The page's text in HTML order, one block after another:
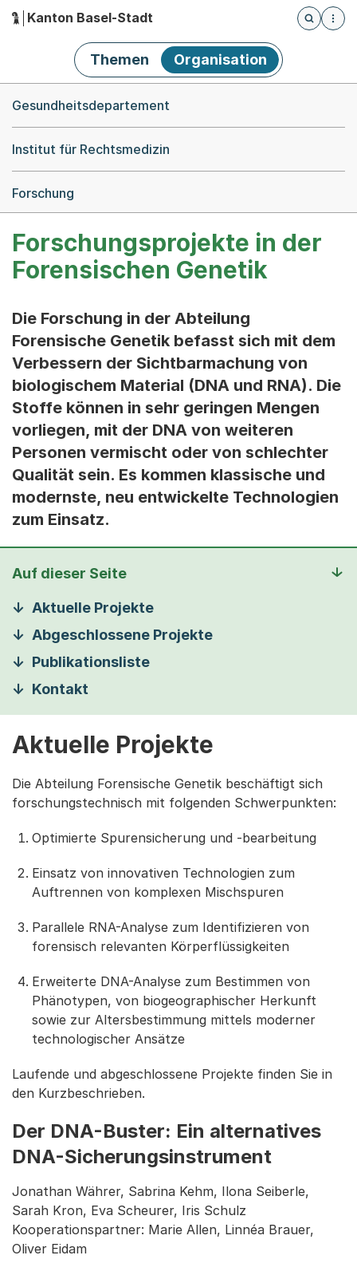
Hauptnavigation
Kanton Basel-Stadt
Öffnet
Themen Organisation
Gesundheitsdepartement
Institut für Rechtsmedizin
Forschung
Forschungsprojekte in der
Forensischen Genetik
Die Forschung in der Abteilung
Forensische Genetik befasst sich mit dem
Verbessern der Sichtbarmachung von
biologischem Material (DNA und RNA). Die
Stoffe können in sehr geringen Mengen
vorliegen, mit der DNA von weiteren
Personen vermischt oder von schlechter
Qualität sein. Es kommen klassische und
modernste, neu entwickelte Technologien
zum Einsatz.
Auf dieser Seite
Aktuelle Projekte
Abgeschlossene Projekte
Publikationsliste
Kontakt
Aktuelle Projekte
Die Abteilung Forensische Genetik beschäftigt sich
forschungstechnisch mit folgenden Schwerpunkten:
Optimierte Spurensicherung und -bearbeitung
Einsatz von innovativen Technologien zum
Auftrennen von komplexen Mischspuren
Parallele RNA-Analyse zum Identifizieren von
forensisch relevanten Körperflüssigkeiten
Erweiterte DNA-Analyse zum Bestimmen von
Phänotypen, von biogeographischer Herkunft
sowie zur Altersbestimmung mittels moderner
technologischer Ansätze
Laufende und abgeschlossene Projekte finden Sie in
den Kurzbeschrieben.
Der DNA-Buster: Ein alternatives
DNA-Sicherungsinstrument
Jonathan Währer, Sabrina Kehm, Ilona Seiberle,
Sarah Kron, Eva Scheurer, Iris Schulz
Kooperationspartner: Marie Allen, Linnéa Brauer,
Oliver Eidam